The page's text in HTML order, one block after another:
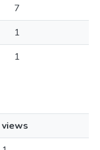
7
1
1
views